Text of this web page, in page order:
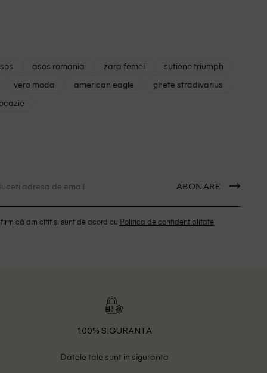
asos romania zara femei
sutiene triumph
vero moda american eagle
ghete stradivarius
ABONARE
că am citit și sunt de acord cu Politica de confidentialitate
100% SIGURANTA
Datele tale sunt in siguranta